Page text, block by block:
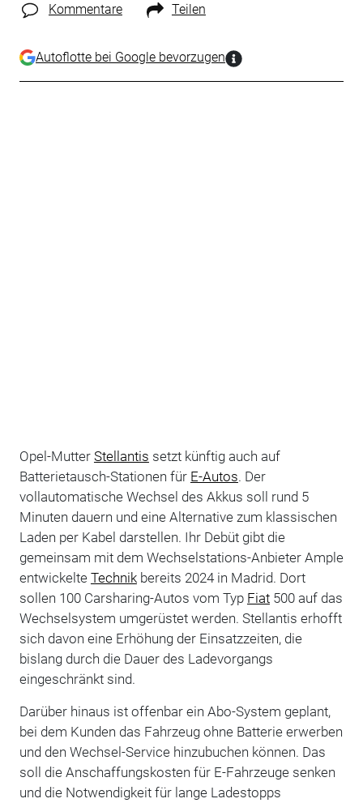
Kommentare Teilen
Autoflotte bei Google bevorzugen
Opel-Mutter Stellantis setzt künftig auch auf
Batterietausch-Stationen für E-Autos. Der
vollautomatische Wechsel des Akkus soll rund 5
Minuten dauern und eine Alternative zum klassischen
Laden per Kabel darstellen. Ihr Debüt gibt die
gemeinsam mit dem Wechselstations-Anbieter Ample
entwickelte Technikbereits 2024 in Madrid. Dort
sollen 100 Carsharing-Autos vom Typ Fiat500 auf das
Wechselsystem umgerüstet werden. Stellantis erhofft
sich davon eine Erhöhung der Einsatzzeiten, die
bislang durch die Dauer des Ladevorgangs
eingeschränkt sind.
Darüber hinaus ist offenbar ein Abo-System geplant,
bei dem Kunden das Fahrzeug ohne Batterie erwerben
und den Wechsel-Service hinzubuchen können. Das
soll die Anschaffungskosten für E-Fahrzeuge senken
und die Notwendigkeit für lange Ladestopps